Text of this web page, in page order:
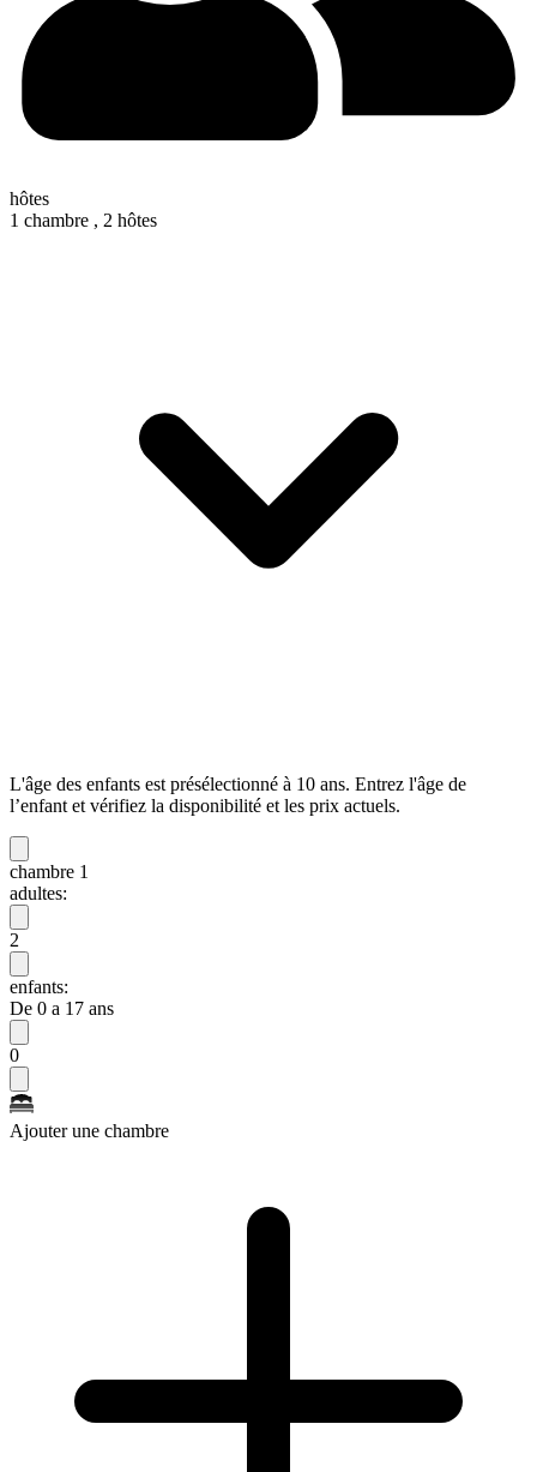
hôtes
1 chambre , 2 hôtes
L'âge des enfants est présélectionné à 10 ans. Entrez l'âge de
l’enfant et vérifiez la disponibilité et les prix actuels.
chambre 1
adultes:
2
enfants:
De 0 a 17 ans
0
Ajouter une chambre